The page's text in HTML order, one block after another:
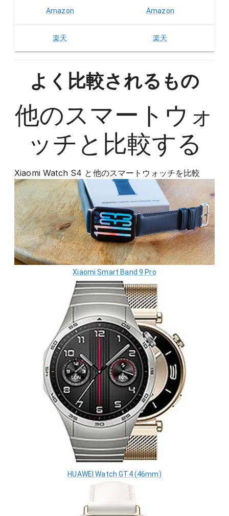
Amazon Amazon
楽天 楽天
よく比較されるもの
他のスマートウォ
ッチ と比較する
Xiaomi Watch S4 と他のスマートウォッチを比較
Xiaomi Smart Band 9 Pro
HUAWEI Watch GT4 (46mm)